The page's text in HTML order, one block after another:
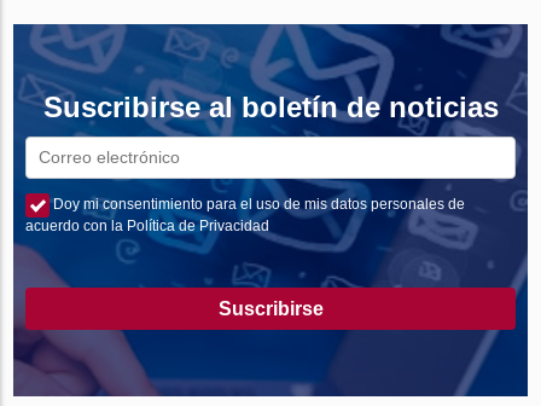
Suscribirse al boletín de noticias
Doy mi consentimiento para el uso de mis datos personales de
acuerdo con la Política de Privacidad
Suscribirse